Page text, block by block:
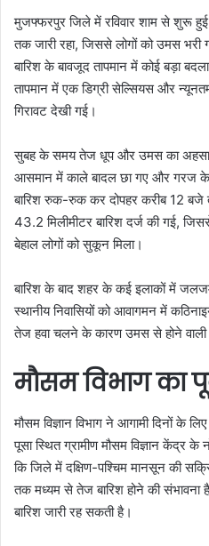
मुजफ्फरपुर जिले में रविवार शाम से शुरू हुई
तक जारी रहा, जिससे लोगों को उमस भरी
बारिश के बावजूद तापमान में कोई बड़ा
तापमान में एक डिग्री सेल्सियस और
गिरावट देखी गई।
सुबह के समय तेज धूप और उमस का
आसमान में काले बादल छा गए और गरज
बारिश रुक-रुक कर दोपहर करीब 12 बजे
43.2 मिलीमीटर बारिश दर्ज की गई,
बेहाल लोगों को सुकून मिला।
बारिश के बाद शहर के कई इलाकों में
स्थानीय निवासियों को आवागमन में
तेज हवा चलने के कारण उमस से होने वाली
मौसम विभाग का
मौसम विज्ञान विभाग ने आगामी दिनों के
पूसा स्थित ग्रामीण मौसम विज्ञान केंद्र के
कि जिले में दक्षिण-पश्चिम मानसून की
तक मध्यम से तेज बारिश होने की
बारिश जारी रह सकती है।